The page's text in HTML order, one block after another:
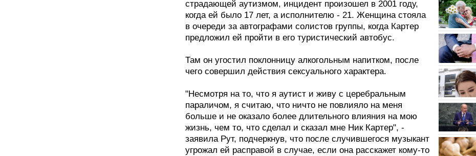
страдающей аутизмом, инцидент произошел в 2001 году,
когда ей было 17 лет, а исполнителю - 21. Женщина стояла
в очереди за автографами солистов группы, когда Картер
предложил ей пройти в его туристический автобус.
Там он угостил поклонницу алкогольным напитком, после
чего совершил действия сексуального характера.
"Несмотря на то, что я аутист и живу с церебральным
параличом, я считаю, что ничто не повлияло на меня
больше и не оказало более длительного влияния на мою
жизнь, чем то, что сделал и сказал мне Ник Картер", -
заявила Рут, подчеркнув, что после случившегося музыкант
угрожал ей расправой в случае, если она расскажет кому-то